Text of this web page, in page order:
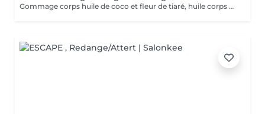
Gommage corps huile de coco et fleur de tiaré, huile corps de modelage et le lait corps sublimateur. Fragrances suaves et paradisiaque.